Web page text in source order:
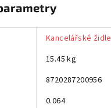
Kancelářské židle
15.45 kg
8720287200956
0.064